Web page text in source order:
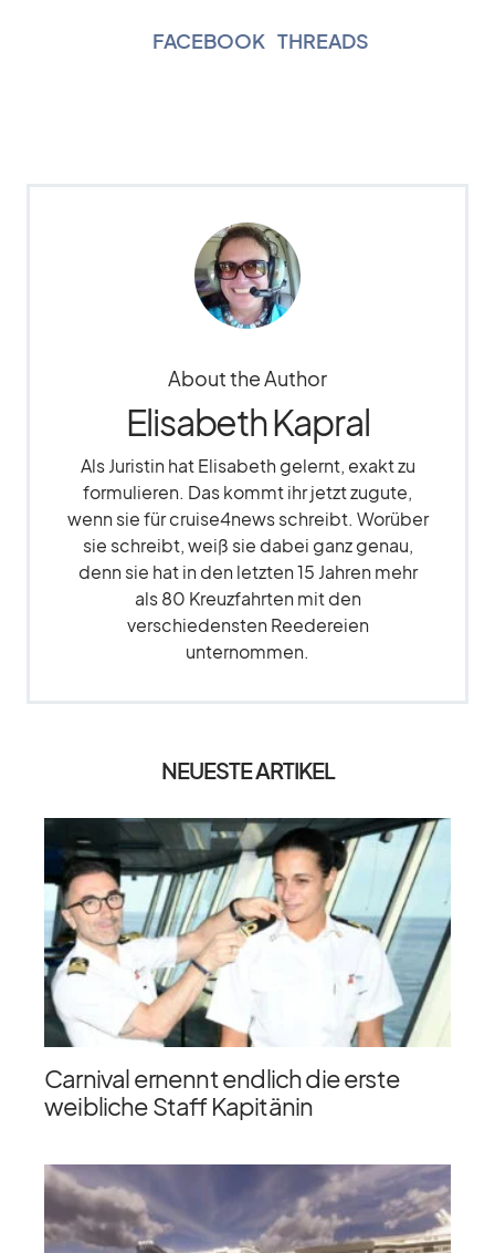
FACEBOOK THREADS
About the Author
Elisabeth Kapral
Als Juristin hat Elisabeth gelernt, exakt zu
formulieren. Das kommt ihr jetzt zugute,
wenn sie für cruise4news schreibt. Worüber
sie schreibt, weiß sie dabei ganz genau,
denn sie hat in den letzten 15 Jahren mehr
als 80 Kreuzfahrten mit den
verschiedensten Reedereien
unternommen.
NEUESTE ARTIKEL
Carnival ernennt endlich die erste
weibliche Staff Kapitänin